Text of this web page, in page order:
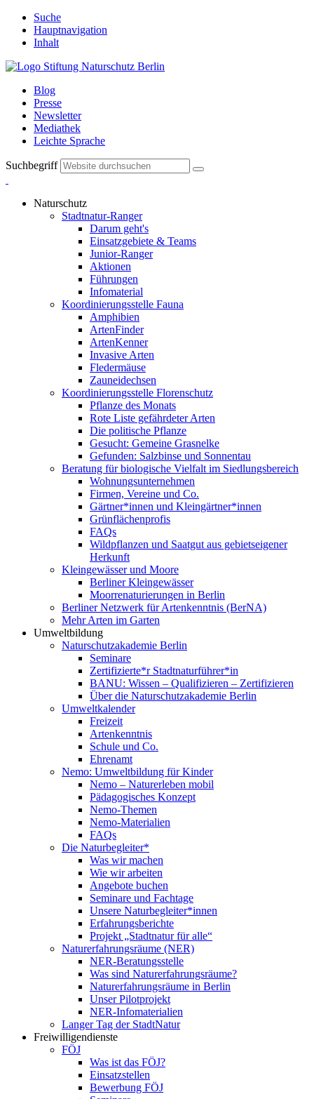
Suche
Hauptnavigation
Inhalt
Blog
Presse
Newsletter
Mediathek
Leichte Sprache
Suchbegriff
Naturschutz
Stadtnatur-Ranger
Darum geht's
Einsatzgebiete & Teams
Junior-Ranger
Aktionen
Führungen
Infomaterial
Koordinierungsstelle Fauna
Amphibien
ArtenFinder
ArtenKenner
Invasive Arten
Fledermäuse
Zauneidechsen
Koordinierungsstelle Florenschutz
Pflanze des Monats
Rote Liste gefährdeter Arten
Die politische Pflanze
Gesucht: Gemeine Grasnelke
Gefunden: Salzbinse und Sonnentau
Beratung für biologische Vielfalt im Siedlungsbereich
Wohnungsunternehmen
Firmen, Vereine und Co.
Gärtner*innen und Kleingärtner*innen
Grünflächenprofis
FAQs
Wildpflanzen und Saatgut aus gebietseigener
Herkunft
Kleingewässer und Moore
Berliner Kleingewässer
Moorrenaturierungen in Berlin
Berliner Netzwerk für Artenkenntnis (BerNA)
Mehr Arten im Garten
Umweltbildung
Naturschutzakademie Berlin
Seminare
Zertifizierte*r Stadtnaturführer*in
BANU: Wissen – Qualifizieren – Zertifizieren
Über die Naturschutzakademie Berlin
Umweltkalender
Freizeit
Artenkenntnis
Schule und Co.
Ehrenamt
Nemo: Umweltbildung für Kinder
Nemo – Naturerleben mobil
Pädagogisches Konzept
Nemo-Themen
Nemo-Materialien
FAQs
Die Naturbegleiter*
Was wir machen
Wie wir arbeiten
Angebote buchen
Seminare und Fachtage
Unsere Naturbegleiter*innen
Erfahrungsberichte
Projekt „Stadtnatur für alle“
Naturerfahrungsräume (NER)
NER-Beratungsstelle
Was sind Naturerfahrungsräume?
Naturerfahrungsräume in Berlin
Unser Pilotprojekt
NER-Infomaterialien
Langer Tag der StadtNatur
Freiwilligendienste
FÖJ
Was ist das FÖJ?
Einsatzstellen
Bewerbung FÖJ